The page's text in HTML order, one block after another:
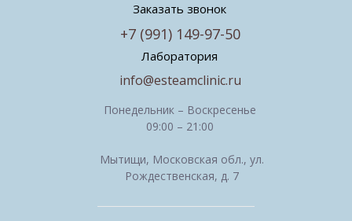
Понедельник – Воскресенье
09:00 – 21:00
Мытищи, Московская обл., ул.
Рождественская, д. 7
Заказать звонок
Лаборатория
info@esteamclinic.ru
+7 (991) 149-97-50